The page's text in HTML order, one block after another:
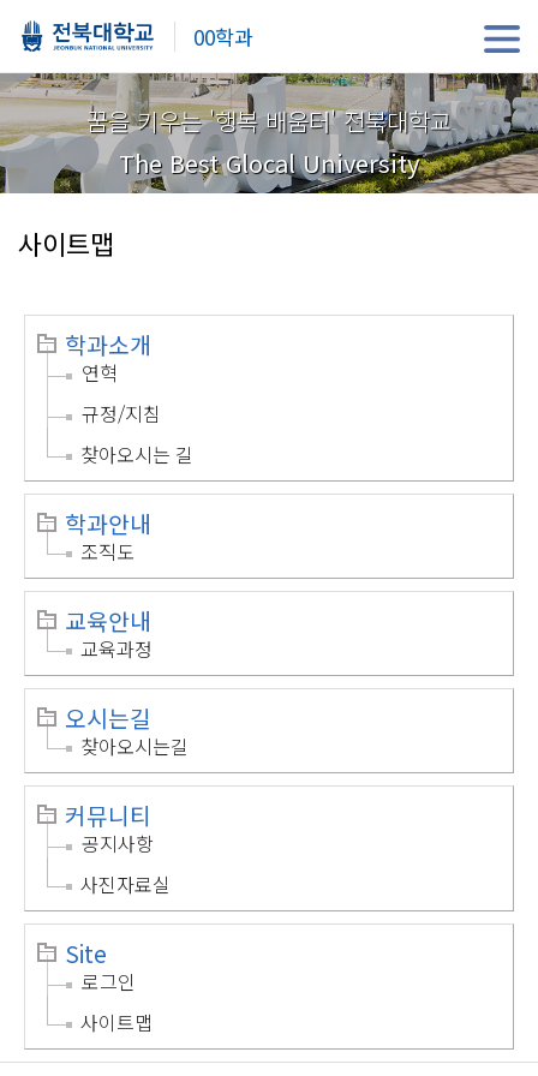
00학과
꿈을 키우는 '행복 배움터' 전북대학교
The Best Glocal University
사이트맵
학과소개
연혁
규정/지침
찾아오시는 길
학과안내
조직도
교육안내
교육과정
오시는길
찾아오시는길
커뮤니티
공지사항
사진자료실
Site
로그인
사이트맵